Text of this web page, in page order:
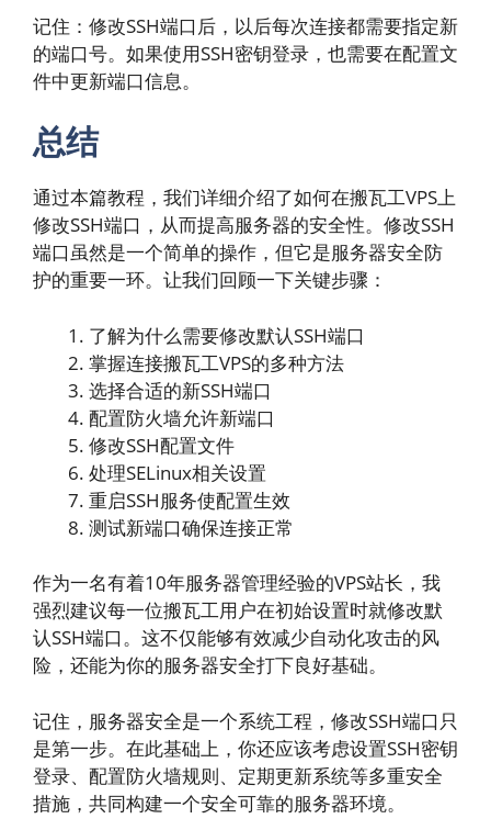
记住：修改SSH端口后，以后每次连接都需要指定新
的端口号。如果使用SSH密钥登录，也需要在配置文
件中更新端口信息。
总结
通过本篇教程，我们详细介绍了如何在搬瓦工VPS上
修改SSH端口，从而提高服务器的安全性。修改SSH
端口虽然是一个简单的操作，但它是服务器安全防
护的重要一环。让我们回顾一下关键步骤：
了解为什么需要修改默认SSH端口
掌握连接搬瓦工VPS的多种方法
选择合适的新SSH端口
配置防火墙允许新端口
修改SSH配置文件
处理SELinux相关设置
重启SSH服务使配置生效
测试新端口确保连接正常
作为一名有着10年服务器管理经验的VPS站长，我
强烈建议每一位搬瓦工用户在初始设置时就修改默
认SSH端口。这不仅能够有效减少自动化攻击的风
险，还能为你的服务器安全打下良好基础。
记住，服务器安全是一个系统工程，修改SSH端口只
是第一步。在此基础上，你还应该考虑设置SSH密钥
登录、配置防火墙规则、定期更新系统等多重安全
措施，共同构建一个安全可靠的服务器环境。